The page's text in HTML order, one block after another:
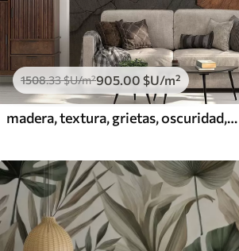
1508.33$U/m²905 .00 $U/m²
madera, textura, grietas, oscuridad, corteza, superficie